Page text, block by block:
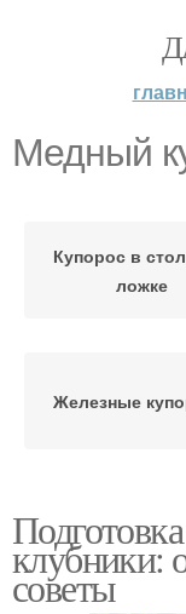
Медный
Купорос в
ложке
Железные
Медные
клубники:
советы